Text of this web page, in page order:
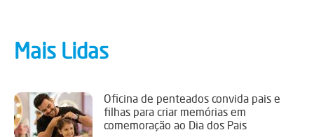
Mais Lidas
Oficina de penteados convida pais e
filhas para criar memórias em
comemoração ao Dia dos Pais